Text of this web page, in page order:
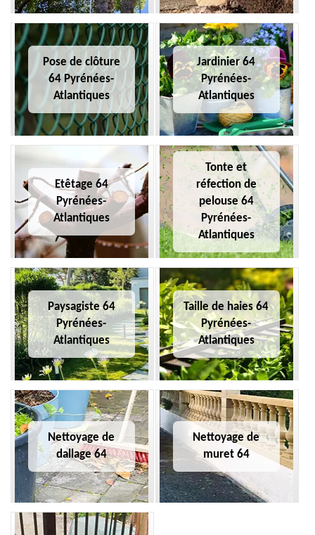
Pose de clôture
64 Pyrénées-
Atlantiques
Jardinier 64
Pyrénées-
Atlantiques
Etêtage 64
Pyrénées-
Atlantiques
Tonte et
réfection de
pelouse 64
Pyrénées-
Atlantiques
Paysagiste 64
Pyrénées-
Atlantiques
Taille de haies 64
Pyrénées-
Atlantiques
Nettoyage de
dallage 64
Nettoyage de
muret 64